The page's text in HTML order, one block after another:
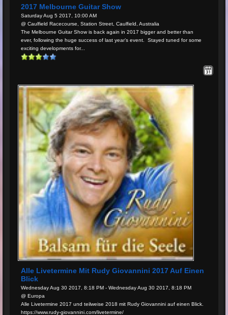
2017 Melbourne Guitar Show
Saturday Aug 5 2017, 10:00 AM
@ Caulfield Racecourse, Station Street, Caulfield, Australia
The Melbourne Guitar Show is back again in 2017 bigger and better than
ever, following the huge success of last year’s event. Stayed tuned for some
exciting developments for...
Alle Livetermine Mit Rudy Giovannini 2017 Auf Einen
Blick
Wednesday Aug 30 2017, 8:18 PM - Wednesday Aug 30 2017, 8:18 PM
@ Europa
Alle Livetermine 2017 und teilweise 2018 mit Rudy Giovannini auf einen Blick.
https://www.rudy-giovannini.com/livetermine/